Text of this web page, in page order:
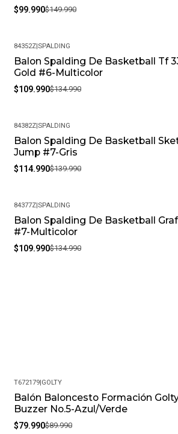
$99.990$149.990
-19%
84352Z|SPALDING
Balon Spalding De Basketball Tf
Gold #6-Multicolor
$109.990$134.990
-18%
84382Z|SPALDING
Balon Spalding De Basketball
Jump #7-Gris
$114.990$139.990
-19%
84377Z|SPALDING
Balon Spalding De Basketball
#7-Multicolor
$109.990$134.990
-11%
T672179|GOLTY
Balón Baloncesto Formación
Buzzer No.5-Azul/Verde
$79.990$89.990